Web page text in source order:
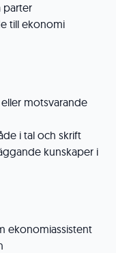
parter
till ekonomi
motsvarande
i tal och skrift
kunskaper i
ekonomiassistent